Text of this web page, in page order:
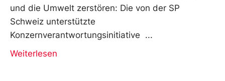
und die Umwelt zerstören: Die von der SP
Schweiz unterstützte
Konzernverantwortungsinitiative
Weiterlesen